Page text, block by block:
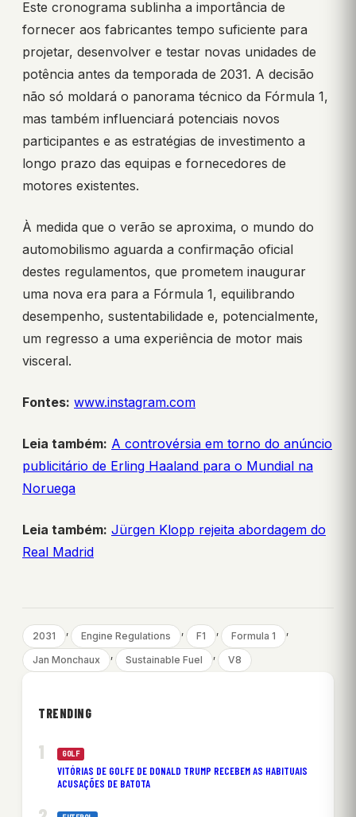
Este cronograma sublinha a importância de
fornecer aos fabricantes tempo suficiente para
projetar, desenvolver e testar novas unidades de
potência antes da temporada de 2031. A decisão
não só moldará o panorama técnico da Fórmula 1,
mas também influenciará potenciais novos
participantes e as estratégias de investimento a
longo prazo das equipas e fornecedores de
motores existentes.
À medida que o verão se aproxima, o mundo do
automobilismo aguarda a confirmação oficial
destes regulamentos, que prometem inaugurar
uma nova era para a Fórmula 1, equilibrando
desempenho, sustentabilidade e, potencialmente,
um regresso a uma experiência de motor mais
visceral.
Fontes: www.instagram.com
Leia também: A controvérsia em torno do anúncio
publicitário de Erling Haaland para o Mundial na
Noruega
Leia também: Jürgen Klopp rejeita abordagem do
Real Madrid
2031 , Engine Regulations , F1 , Formula 1 ,
Jan Monchaux , Sustainable Fuel , V8
TRENDING
GOLF
VITÓRIAS DE GOLFE DE DONALD TRUMP RECEBEM AS HABITUAIS
ACUSAÇÕES DE BATOTA